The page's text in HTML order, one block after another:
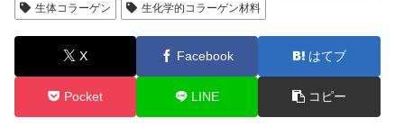
生体コラーゲン
生化学的コラーゲン材料
X Facebook はてブ
Pocket LINE コピー